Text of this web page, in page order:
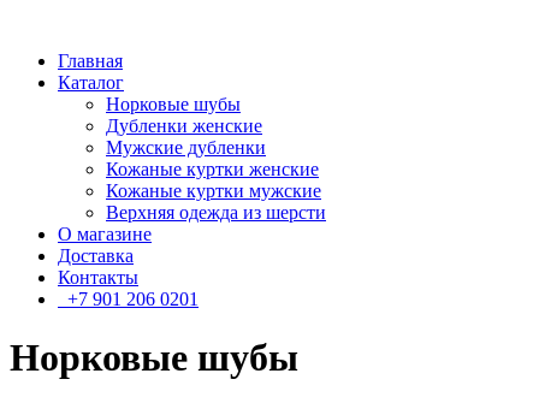
Главная
Каталог
Норковые шубы
Дубленки женские
Мужские дубленки
Кожаные куртки женские
Кожаные куртки мужские
Верхняя одежда из шерсти
О магазине
Доставка
Контакты
+7 901 206 0201
Норковые шубы